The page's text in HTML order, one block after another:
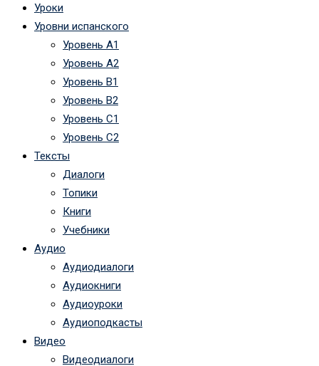
Уроки
Уровни испанского
Уровень А1
Уровень А2
Уровень B1
Уровень B2
Уровень C1
Уровень C2
Тексты
Диалоги
Топики
Книги
Учебники
Аудио
Аудиодиалоги
Аудиокниги
Аудиоуроки
Аудиоподкасты
Видео
Видеодиалоги